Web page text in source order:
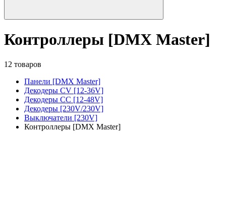
Контроллеры [DMX Master]
12 товаров
Панели [DMX Master]
Декодеры CV [12-36V]
Декодеры CC [12-48V]
Декодеры [230V/230V]
Выключатели [230V]
Контроллеры [DMX Master]